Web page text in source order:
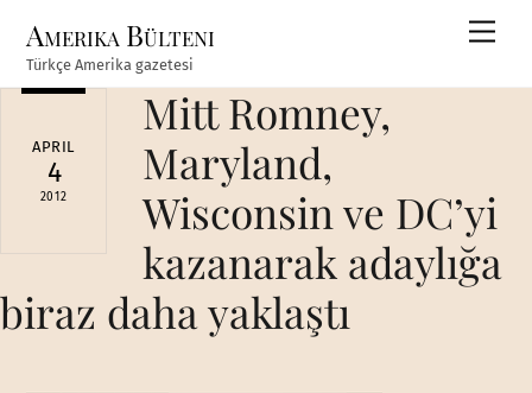
content
Amerika Bülteni
Türkçe Amerika gazetesi
APRIL
4
2012
Mitt Romney,
Maryland,
Wisconsin ve DC’yi
kazanarak adaylığa
biraz daha yaklaştı